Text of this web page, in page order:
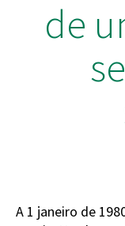
de
A 1 janeiro de